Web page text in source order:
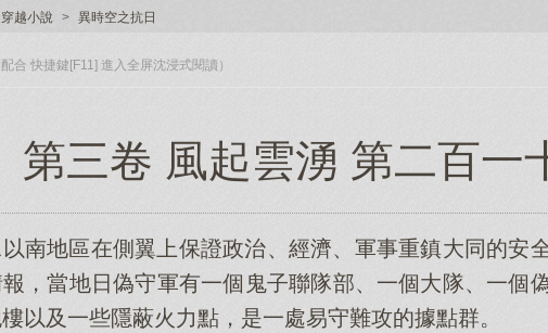
穿越小說 > 異時空之抗日
配合 快捷鍵[F11] 進入全屏沈浸式閱讀）
第三卷 風起雲湧 第二百一
南地區在側翼上保證政治、經濟、軍事重鎮大同的安
，當地日偽守軍有一個鬼子聯隊部、一個大隊、一個
以及一些隱蔽火力點，是一處易守難攻的據點群。